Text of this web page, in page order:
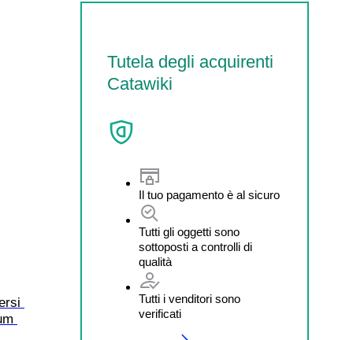
Tutela degli acquirenti
Catawiki
Il tuo pagamento è al sicuro
Tutti gli oggetti sono
sottoposti a controlli di
qualità
Tutti i venditori sono
verificati